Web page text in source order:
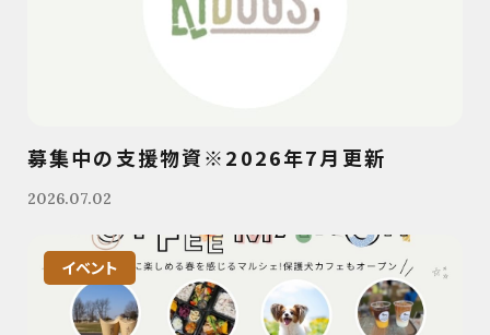
募集中の支援物資※2026年7月更新
2026.07.02
イベント